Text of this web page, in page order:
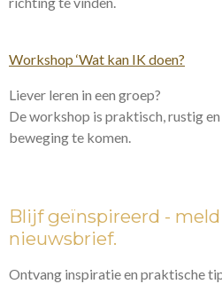
Workshop ‘Wat kan IK doen?
Liever leren in een groep?
De workshop is praktisch, rustig
beweging te komen.
Blijfgeïnspireerd -
nieuwsbrief.
Ontvang inspiratie en praktische